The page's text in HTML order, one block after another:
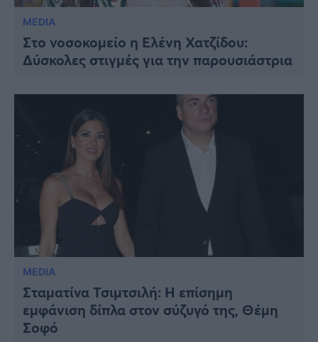
MEDIA
Στο νοσοκομείο η Ελένη Χατζίδου:
Δύσκολες στιγμές για την παρουσιάστρια
MEDIA
Σταματίνα Τσιμτσιλή: Η επίσημη
εμφάνιση δίπλα στον σύζυγό της, Θέμη
Σοφό